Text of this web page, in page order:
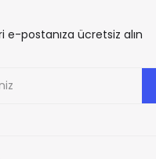
e-postanıza ücretsiz alın